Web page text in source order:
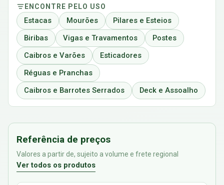
ENCONTRE PELO USO
Estacas Mourões
Pilares e Esteios
Biribas
Vigas e Travamentos
Postes
Caibros e Varões
Esticadores
Réguas e Pranchas
Caibros e Barrotes Serrados
Deck e Assoalho
Referência de preços
Valores a partir de, sujeito a volume e frete regional
Ver todos os produtos